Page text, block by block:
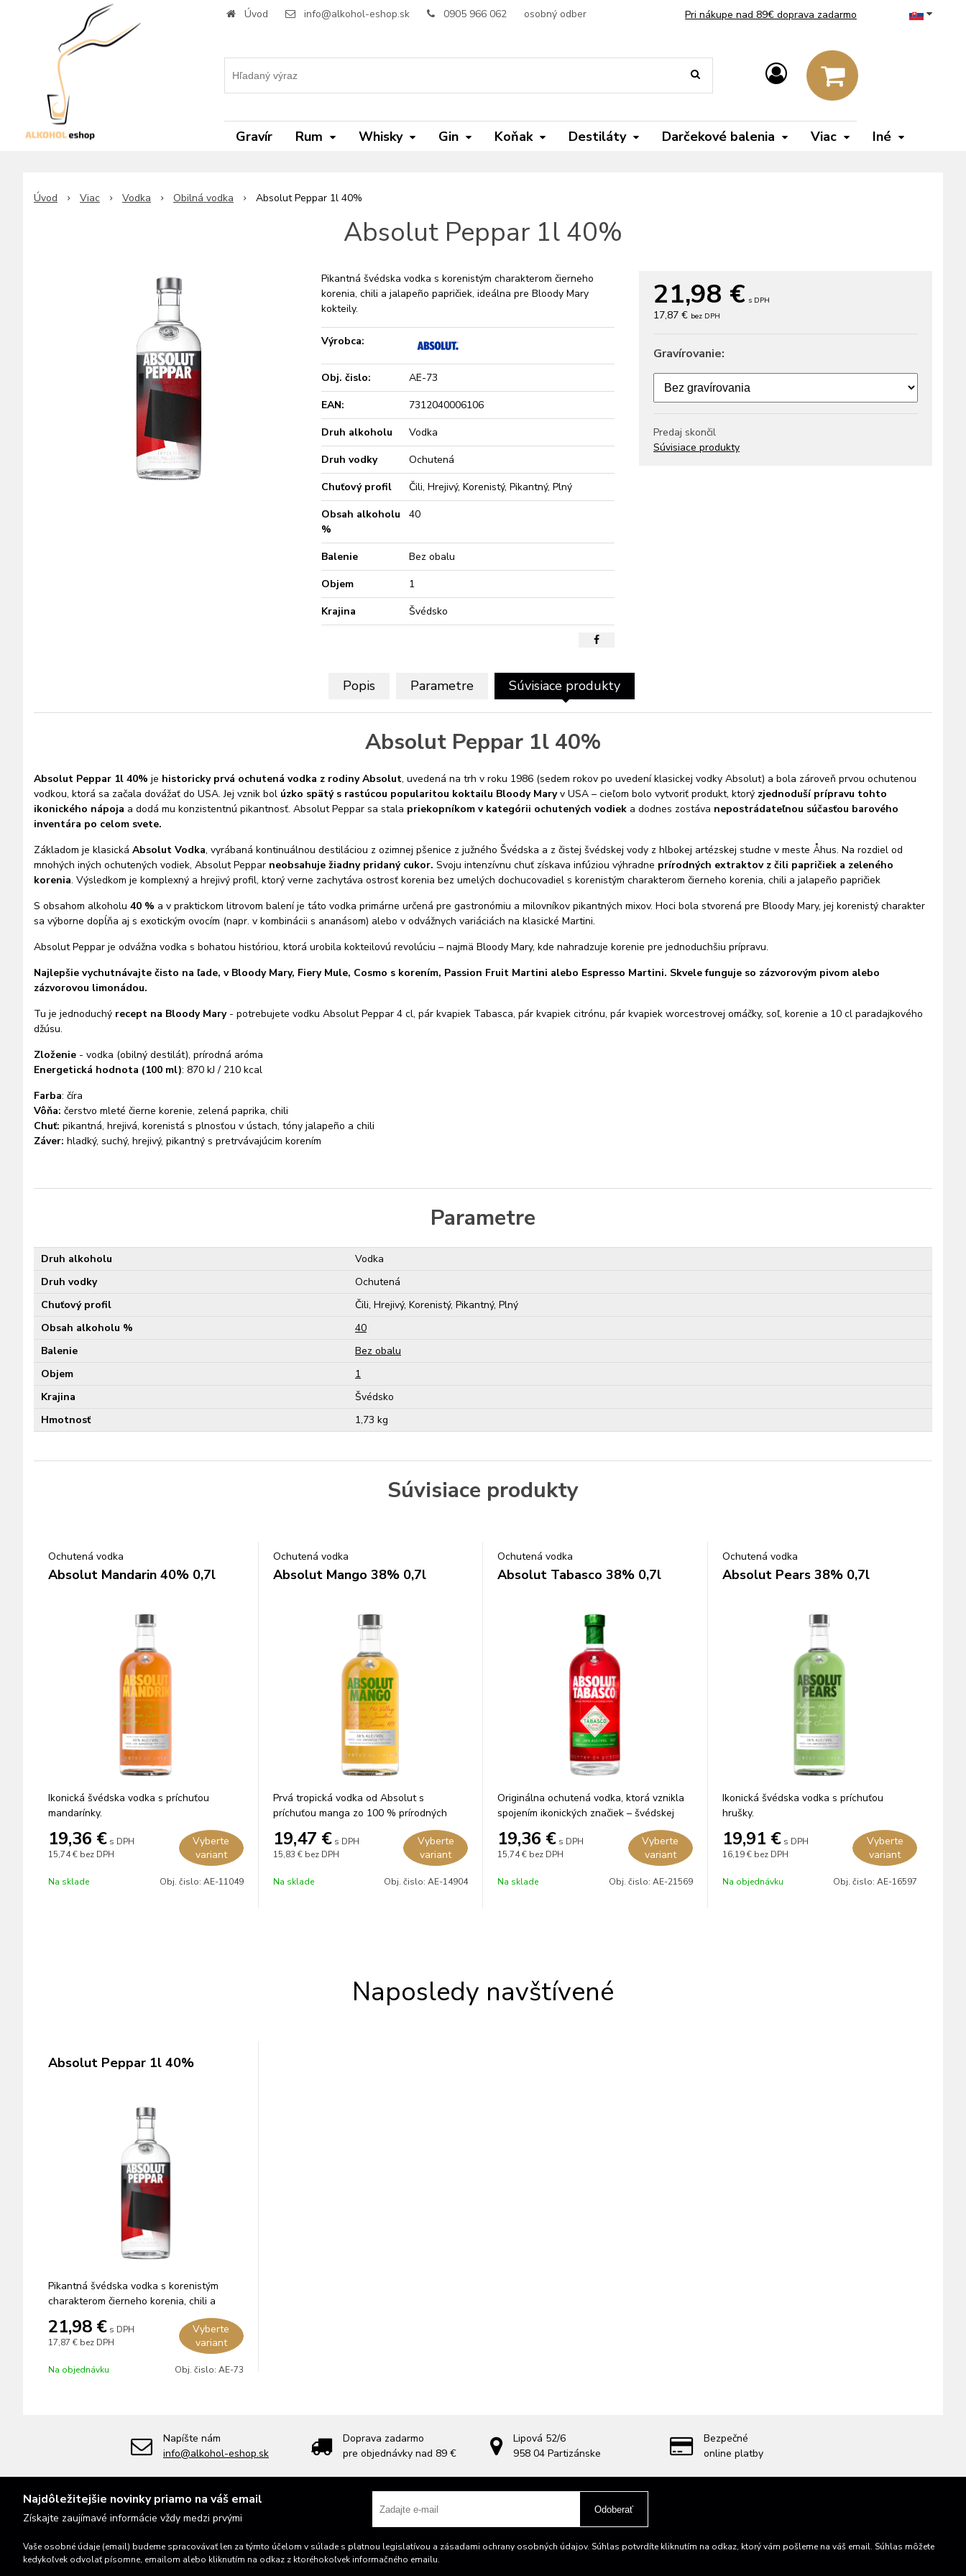
Úvod info@alkohol-eshop.sk 0905 966 062 osobný odber Pri nákupe nad 89€ doprava zadarmo
Gravír Rum Whisky Gin Koňak Destiláty Darčekové balenia Viac Iné
Úvod Viac Vodka Obilná vodka Absolut Peppar 1l 40%
Absolut Peppar 1l 40%
21,98 € s DPH
17,87 € bez DPH
Gravírovanie:
Predaj skončil
Súvisiace produkty
Pikantná švédska vodka s korenistým charakterom čierneho
korenia, chili a jalapeño papričiek, ideálna pre Bloody Mary
kokteily.
Výrobca:
Obj. čislo:
AE-73
EAN:
7312040006106
Druh alkoholu
Vodka
Druh vodky
Ochutená
Chuťový profil
Čili, Hrejivý, Korenistý, Pikantný, Plný
Obsah alkoholu
%
40
Balenie
Bez obalu
Objem
1
Krajina
Švédsko
Popis Parametre Súvisiace produkty
Absolut Peppar 1l 40%
Absolut Peppar 1l 40% je historicky prvá ochutená vodka z rodiny Absolut, uvedená na trh v roku 1986 (sedem rokov po uvedení klasickej vodky Absolut) a bola zároveň prvou ochutenou
vodkou, ktorá sa začala dovážať do USA. Jej vznik bol úzko spätý s rastúcou popularitou koktailu Bloody Maryv USA – cieľom bolo vytvoriť produkt, ktorý zjednoduší prípravu tohto
ikonického nápoja a dodá mu konzistentnú pikantnosť. Absolut Peppar sa stala priekopníkom v kategórii ochutených vodiek a dodnes zostáva nepostrádateľnou súčasťou barového
inventára po celom svete.
Základom je klasická Absolut Vodka, vyrábaná kontinuálnou destiláciou z ozimnej pšenice z južného Švédska a z čistej švédskej vody z hlbokej artézskej studne v meste Åhus. Na rozdiel od
mnohých iných ochutených vodiek, Absolut Peppar neobsahuje žiadny pridaný cukor. Svoju intenzívnu chuť získava infúziou výhradne prírodných extraktov z čili papričiek a zeleného
korenia. Výsledkom je komplexný a hrejivý profil, ktorý verne zachytáva ostrosť korenia bez umelých dochucovadiel s korenistým charakterom čierneho korenia, chili a jalapeño papričiek
S obsahom alkoholu 40 % a v praktickom litrovom balení je táto vodka primárne určená pre gastronómiu a milovníkov pikantných mixov. Hoci bola stvorená pre Bloody Mary, jej korenistý charakter
sa výborne dopĺňa aj s exotickým ovocím (napr. v kombinácii s ananásom) alebo v odvážnych variáciách na klasické Martini.
Absolut Peppar je odvážna vodka s bohatou históriou, ktorá urobila kokteilovú revolúciu – najmä Bloody Mary, kde nahradzuje korenie pre jednoduchšiu prípravu.
Najlepšie vychutnávajte čisto na ľade, v Bloody Mary, Fiery Mule, Cosmo s korením, Passion Fruit Martini alebo Espresso Martini. Skvele funguje so zázvorovým pivom alebo
zázvorovou limonádou.
Tu je jednoduchý recept na Bloody Mary- potrebujete vodku Absolut Peppar 4 cl, pár kvapiek Tabasca, pár kvapiek citrónu, pár kvapiek worcestrovej omáčky, soľ, korenie a 10 cl paradajkového
džúsu.
Zloženie - vodka (obilný destilát), prírodná aróma
Energetická hodnota (100 ml): 870 kJ / 210 kcal
Farba: číra
Vôňa: čerstvo mleté čierne korenie, zelená paprika, chili
Chuť: pikantná, hrejivá, korenistá s plnosťou v ústach, tóny jalapeño a chili
Záver: hladký, suchý, hrejivý, pikantný s pretrvávajúcim korením
Parametre
Druh alkoholu
Vodka
Druh vodky
Ochutená
Chuťový profil
Čili, Hrejivý, Korenistý, Pikantný, Plný
Obsah alkoholu %
40
Balenie
Bez obalu
Objem
1
Krajina
Švédsko
Hmotnosť
1,73 kg
Súvisiace produkty
Ochutená vodka
Absolut Mandarin 40% 0,7l
Ikonická švédska vodka s príchuťou
mandarínky.
19,36 € s DPH
15,74 € bez DPH
Vyberte
variant
Na sklade Obj. čislo: AE-11049
Ochutená vodka
Absolut Mango 38% 0,7l
Prvá tropická vodka od Absolut s
príchuťou manga zo 100 % prírodných
19,47 € s DPH
15,83 € bez DPH
Vyberte
variant
Na sklade Obj. čislo: AE-14904
Ochutená vodka
Absolut Tabasco 38% 0,7l
Originálna ochutená vodka, ktorá vznikla
spojením ikonických značiek – švédskej
vodky ABSOLUT a americkej pálivej
omáčky TABASCO.
19,36 € s DPH
15,74 € bez DPH
Vyberte
variant
Na sklade Obj. čislo: AE-21569
Ochutená vodka
Absolut Pears 38% 0,7l
Ikonická švédska vodka s príchuťou
hrušky.
19,91 € s DPH
16,19 € bez DPH
Vyberte
variant
Na objednávku Obj. čislo: AE-16597
Naposledy navštívené
Absolut Peppar 1l 40%
Pikantná švédska vodka s korenistým
charakterom čierneho korenia, chili a
jalapeño papričiek, ideálna pre Bloody
Mary kokteily.
21,98 € s DPH
17,87 € bez DPH
Vyberte
variant
Na objednávku Obj. čislo: AE-73
Napíšte nám
info@alkohol-eshop.sk
Doprava zadarmo
pre objednávky nad 89 €
Lipová 52/6
958 04 Partizánske
Bezpečné
online platby
Najdôležitejšie novinky priamo na váš email
Získajte zaujímavé informácie vždy medzi prvými
Odoberať
Vaše osobné údaje (email) budeme spracovávať len za týmto účelom v súlade s platnou legislatívou a zásadami ochrany osobných údajov. Súhlas potvrdíte kliknutím na odkaz, ktorý vám pošleme na váš email. Súhlas môžete
kedykoľvek odvolať písomne, emailom alebo kliknutím na odkaz z ktoréhokoľvek informačného emailu.